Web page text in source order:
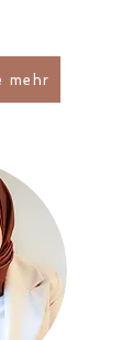
mehr